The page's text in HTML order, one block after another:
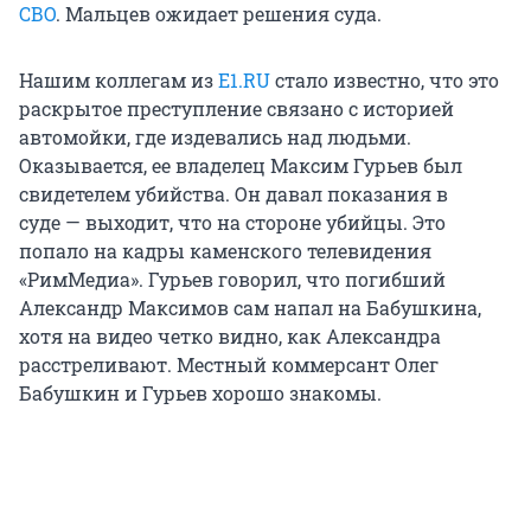
СВО. Мальцев ожидает решения суда.
Нашим коллегам изЕ1.RUстало известно, что это
раскрытое преступление связано с историей
автомойки, где издевались над людьми.
Оказывается, ее владелец Максим Гурьев был
свидетелем убийства. Он давал показания в
суде — выходит, что на стороне убийцы. Это
попало на кадры каменского телевидения
«РимМедиа». Гурьев говорил, что погибший
Александр Максимов сам напал на Бабушкина,
хотя на видео четко видно, как Александра
расстреливают. Местный коммерсант Олег
Бабушкин и Гурьев хорошо знакомы.